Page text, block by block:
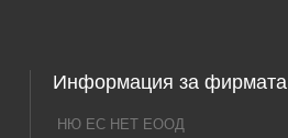
Информация за фирмата
НЮ ЕС НЕТ ЕООД